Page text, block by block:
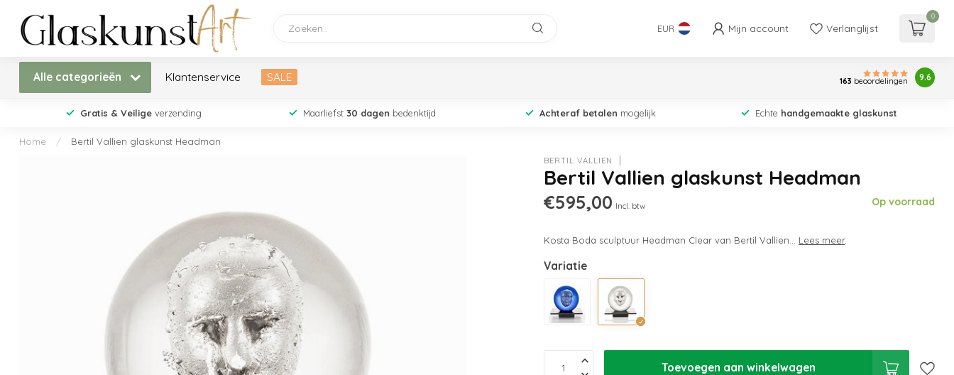
EUR Mijn account Verlanglijst
0
Alle categorieën Klantenservice SALE 163 beoordelingen 9.6
Gratis & Veiligeverzending Maarliefst 30 dagen bedenktijd Achteraf betalen mogelijk Echte handgemaakte glaskunst
Home / Bertil Vallien glaskunst Headman
BERTIL VALLIEN
Bertil Vallien glaskunst Headman
€595,00 Incl. btw Op voorraad
Kosta Boda sculptuur Headman Clear van Bertil Vallien... Lees meer.
Variatie
Toevoegen aan winkelwagen